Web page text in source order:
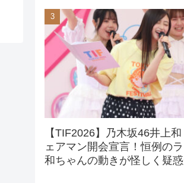
【TIF2026】乃木坂46井上
ェアマン開会宣言！恒例の
和ちゃんの動きが怪しく疑